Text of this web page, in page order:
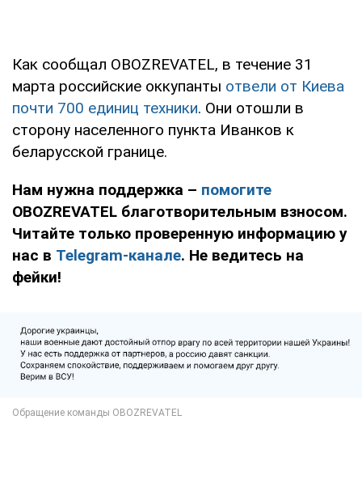
Как сообщал OBOZREVATEL, в течение 31
марта российские оккупанты отвели от Киева
почти 700 единиц техники. Они отошли в
сторону населенного пункта Иванков к
беларусской границе.
Нам нужна поддержка – помогите
OBOZREVATEL благотворительным взносом.
Читайте только проверенную информацию у
нас в Telegram-канале. Не ведитесь на
фейки!